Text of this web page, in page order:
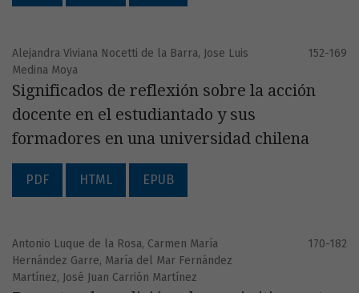
Alejandra Viviana Nocetti de la Barra, Jose Luis
Medina Moya
152-169
Significados de reflexión sobre la acción
docente en el estudiantado y sus
formadores en una universidad chilena
PDF HTML EPUB
Antonio Luque de la Rosa, Carmen María
Hernández Garre, María del Mar Fernández
Martínez, José Juan Carrión Martínez
170-182